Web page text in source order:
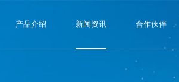
产品介绍 新闻资讯 合作伙伴